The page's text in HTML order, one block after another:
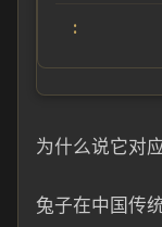
为什么说它对
兔子在中国传